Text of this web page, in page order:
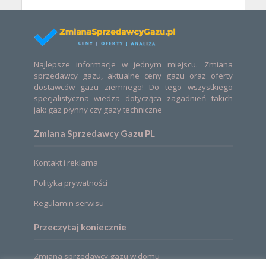
Najlepsze informacje w jednym miejscu. Zmiana
sprzedawcy gazu, aktualne ceny gazu oraz oferty
dostawców gazu ziemnego! Do tego wszystkiego
specjalistyczna wiedza dotycząca zagadnień takich
jak: gaz płynny czy gazy techniczne
Zmiana Sprzedawcy Gazu PL
Kontakt i reklama
Polityka prywatności
Regulamin serwisu
Przeczytaj koniecznie
Zmiana sprzedawcy gazu w domu